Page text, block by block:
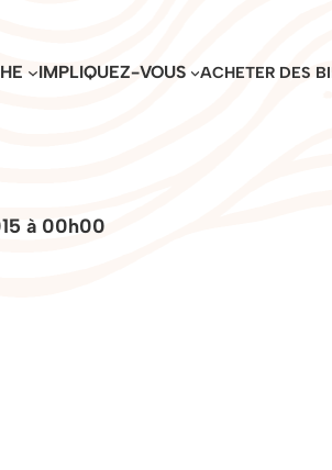
IMPLIQUEZ-VOUS ACHETER DES
à 00h00